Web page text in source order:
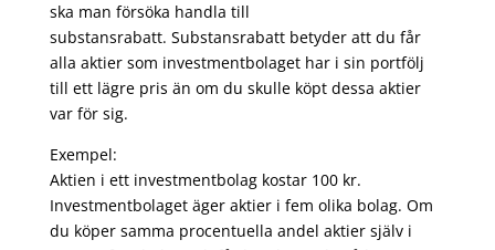
ska man försöka handla till
substansrabatt. Substansrabatt betyder att du får
alla aktier som investmentbolaget har i sin portfölj
till ett lägre pris än om du skulle köpt dessa aktier
var för sig.
Exempel:
Aktien i ett investmentbolag kostar 100 kr.
Investmentbolaget äger aktier i fem olika bolag. Om
du köper samma procentuella andel aktier själv i